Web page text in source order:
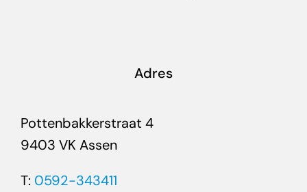
Adres
Pottenbakkerstraat 4
9403 VK Assen
T: 0592-343411